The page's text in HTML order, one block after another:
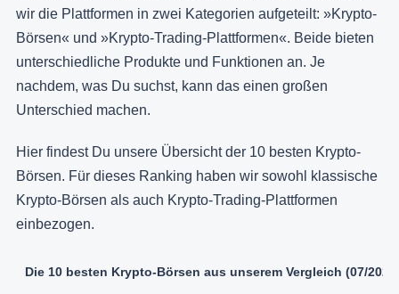
wir die Plattformen in zwei Kategorien aufgeteilt: »Krypto-
Börsen« und »Krypto-Trading-Plattformen«. Beide bieten
unterschiedliche Produkte und Funktionen an. Je
nachdem, was Du suchst, kann das einen großen
Unterschied machen.
Hier findest Du unsere Übersicht der 10 besten Krypto-
Börsen. Für dieses Ranking haben wir sowohl klassische
Krypto-Börsen als auch Krypto-Trading-Plattformen
einbezogen.
Die 10 besten Krypto-Börsen aus unserem Vergleich (07/